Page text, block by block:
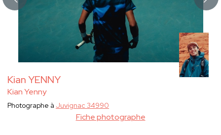
Kian YENNY
Kian Yenny
Fiche photographe
Photographe à Juvignac 34990